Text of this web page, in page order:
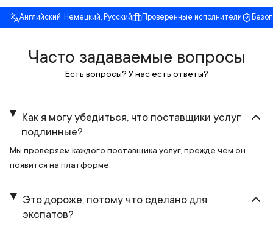
Английский, Немецкий, Русский Проверенные исполнители
Часто задаваемые вопросы
Есть вопросы? У нас есть ответы?
Как я могу убедиться, что поставщики услуг
подлинные?
Мы проверяем каждого поставщика услуг, прежде чем он
появится на платформе.
Это дороже, потому что сделано для
экспатов?